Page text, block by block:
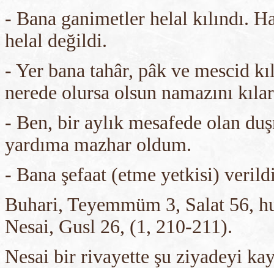
- Bana ganimetler helal kılındı.
helal değildi.
- Yer bana tahâr, pâk ve mescid
nerede olursa olsun namazını
- Ben, bir aylık mesafede olan
yardıma mazhar oldum.
- Bana şefaat (etme yetkisi)
Buhari, Teyemmüm 3, Salat 56,
Nesai, Gusl 26, (1, 210-211).
Nesai bir rivayette şu ziyadeyi